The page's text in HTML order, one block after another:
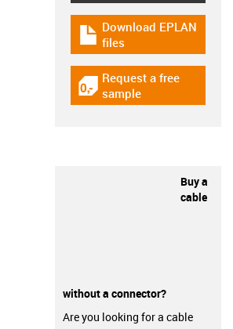
igus-icon-download-plan
Download EPLAN
files
igus-icon-gratismuster
Request a free
sample
Buy a
cable
without a connector?
Are you looking for a cable